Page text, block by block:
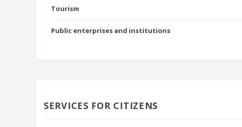
Tourism
Public enterprises and institutions
SERVICES FOR CITIZENS